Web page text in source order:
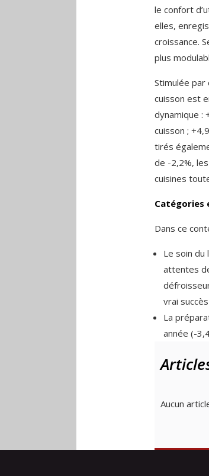
le confort
elles,
croissance.
plus
Stimulée
cuisson est
dynamique :
cuisson ;
tirés
de -2,2%,
cuisines
Catégories
Dans ce
Le soin du
attentes
vrai
La
année (-
Aucun